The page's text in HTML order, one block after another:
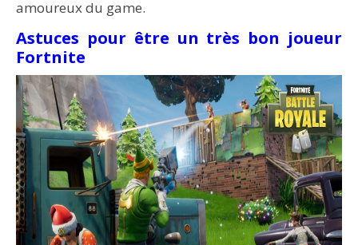
amoureux du game.
Astuces pour être un très bon joueur
Fortnite